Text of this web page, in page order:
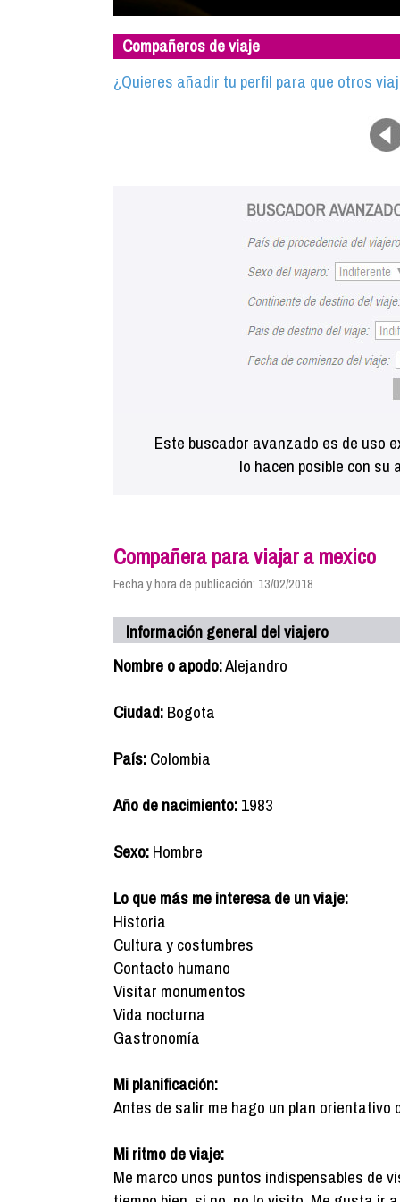
Compañeros de viaje
¿Quieres añadir tu perfil para que otros
Este buscador avanzado es de uso
lo hacen posible con
Compañera para viajar a mexico
Fecha y hora de publicación: 13/02/2018
Información general del viajero
Nombre o apodo:Alejandro
Ciudad:Bogota
País:Colombia
Año de nacimiento:1983
Sexo:Hombre
Lo que más me interesa de un viaje:
Historia
Cultura y costumbres
Contacto humano
Visitar monumentos
Vida nocturna
Gastronomía
Mi planificación:
Antes de salir me hago un plan orientativo
Mi ritmo de viaje:
Me marco unos puntos indispensables de